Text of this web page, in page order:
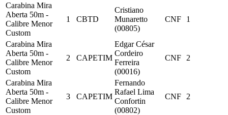
Carabina Mira
Aberta 50m -
Calibre Menor
Custom
1 CBTD
Cristiano
Munaretto
(00805)
CNF 1
Carabina Mira
Aberta 50m -
Calibre Menor
Custom
2 CAPETIM
Edgar César
Cordeiro
Ferreira
(00016)
CNF 2
Carabina Mira
Aberta 50m -
Calibre Menor
Custom
3 CAPETIM
Fernando
Rafael Lima
Confortin
(00802)
CNF 2